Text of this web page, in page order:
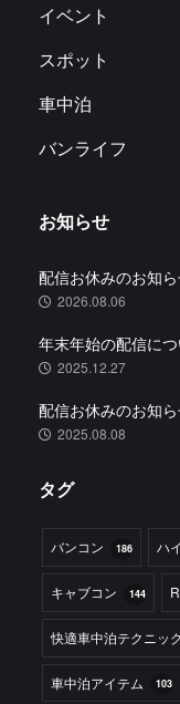
イベント
スポット
車中泊
バンライフ
お知らせ
配信お休みのお知
2026.08.06
年末年始の配信に
2025.12.27
配信お休みのお知
2025.08.08
タグ
バンコン 186 ハ
キャブコン 144
快適車中泊テクニック
車中泊アイテム 103